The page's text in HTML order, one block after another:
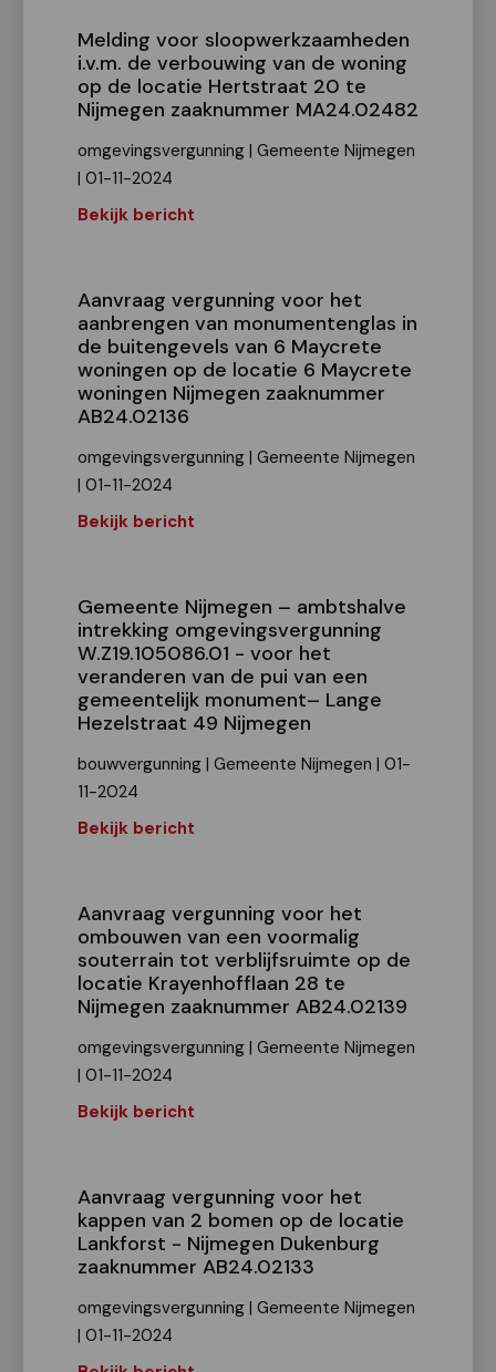
Melding voor sloopwerkzaamheden
i.v.m. de verbouwing van de woning
op de locatie Hertstraat 20 te
Nijmegen zaaknummer MA24.02482
omgevingsvergunning | Gemeente Nijmegen
| 01-11-2024
Bekijk bericht
Aanvraag vergunning voor het
aanbrengen van monumentenglas in
de buitengevels van 6 Maycrete
woningen op de locatie 6 Maycrete
woningen Nijmegen zaaknummer
AB24.02136
omgevingsvergunning | Gemeente Nijmegen
| 01-11-2024
Bekijk bericht
Gemeente Nijmegen – ambtshalve
intrekking omgevingsvergunning
W.Z19.105086.01 - voor het
veranderen van de pui van een
gemeentelijk monument– Lange
Hezelstraat 49 Nijmegen
bouwvergunning | Gemeente Nijmegen | 01-
11-2024
Bekijk bericht
Aanvraag vergunning voor het
ombouwen van een voormalig
souterrain tot verblijfsruimte op de
locatie Krayenhofflaan 28 te
Nijmegen zaaknummer AB24.02139
omgevingsvergunning | Gemeente Nijmegen
| 01-11-2024
Bekijk bericht
Aanvraag vergunning voor het
kappen van 2 bomen op de locatie
Lankforst - Nijmegen Dukenburg
zaaknummer AB24.02133
omgevingsvergunning | Gemeente Nijmegen
| 01-11-2024